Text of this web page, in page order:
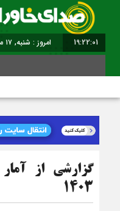
19:22:01 امروز : شنبه, ۱۷ مرداد , ۱۴۰۵
گزارشی از
۱۴۰۳